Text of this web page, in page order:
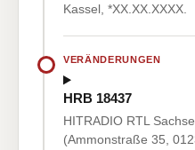
Kassel, *XX.XX.XXXX.
VERÄNDERUNGEN
HRB 18437
HITRADIO RTL
(Ammonstraße 35,